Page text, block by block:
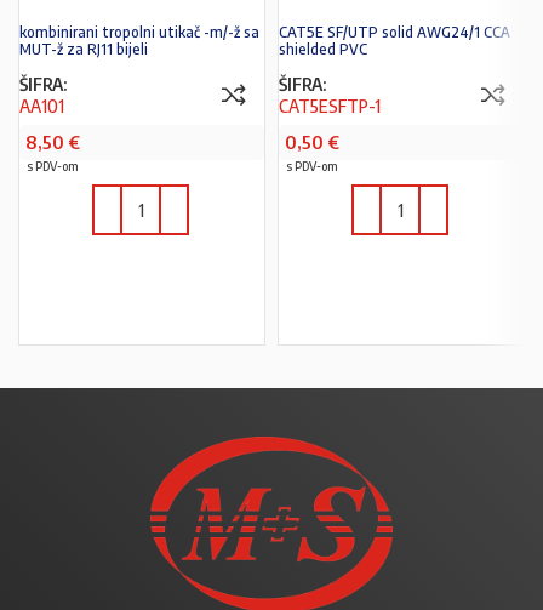
kombinirani tropolni utikač -m/-ž sa
MUT-ž za RJ11 bijeli
ŠIFRA:
AA101
8,50 €
s PDV-om
CAT5E SF/UTP solid AWG24/1 CCA
shielded PVC
ŠIFRA:
CAT5ESFTP-1
0,50 €
s PDV-om